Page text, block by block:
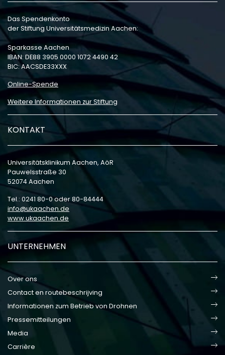
Das Spendenkonto
der Stiftung Universitätsmedizin Aachen:
Sparkasse Aachen
IBAN: DE88 3905 0000 1072 4490 42
BIC: AACSDE33XXX
Online-Spende
Weitere Informationen zur Stiftung
KONTAKT
Universitätsklinikum Aachen, AöR
Pauwelsstraße 30
52074 Aachen
Tel.: 0241 80-0 oder 80-84444
info
ukaachen de
www.ukaachen.de
UNTERNEHMEN
Over ons
Contact en routebeschrijving
Informationen zum Betrieb von Drohnen
Pressemitteilungen
Media
Carrière